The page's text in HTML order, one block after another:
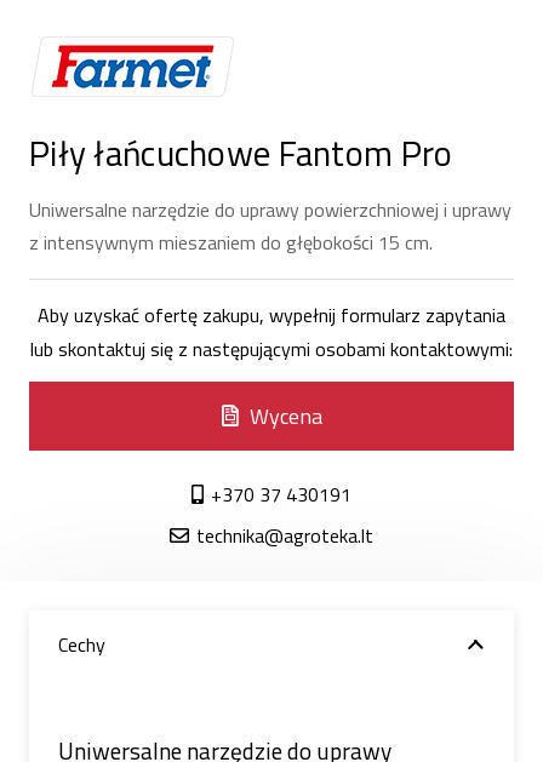
Piły łańcuchowe Fantom Pro
Uniwersalne narzędzie do uprawy powierzchniowej i uprawy
z intensywnym mieszaniem do głębokości 15 cm.
Aby uzyskać ofertę zakupu, wypełnij formularz zapytania
lub skontaktuj się z następującymi osobami kontaktowymi:
Wycena
+370 37 430191
technika@agroteka.lt
Cechy
Uniwersalne narzędzie do uprawy